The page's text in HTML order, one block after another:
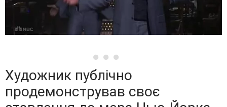
Художник публічно
продемонстрував своє